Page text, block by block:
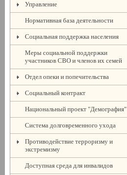
Управление
Нормативная база деятельности
Социальная поддержка населения
Меры социальной поддержки
участников СВО и членов их семей
Отдел опеки и попечительства
Социальный контракт
Национальный проект "Демография"
Система долговременного ухода
Противодействие терроризму и
экстремизму
Доступная среда для инвалидов